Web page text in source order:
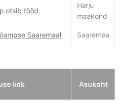
otsib tööd
Harju
maakond
Saaremaal Saaremaa
link Asukoht